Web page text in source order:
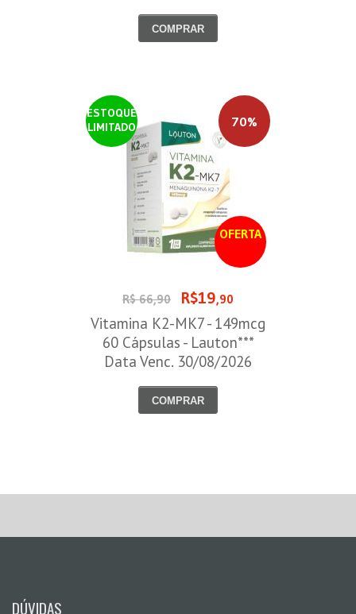
COMPRAR
ESTOQUE
LIMITADO
OFERTA
70%
R$ 66,90 R$19,90
Vitamina K2-MK7 - 149mcg
60 Cápsulas - Lauton***
Data Venc. 30/08/2026
COMPRAR
DÚVIDAS